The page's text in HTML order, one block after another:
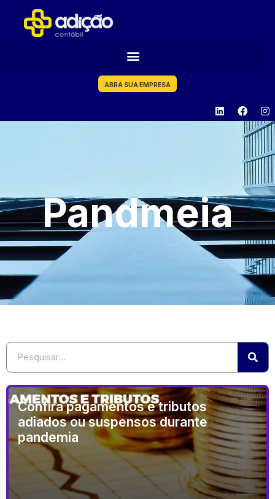
ABRA SUA EMPRESA
Pandmeia
Confira pagamentos e tributos
adiados ou suspensos durante
pandemia